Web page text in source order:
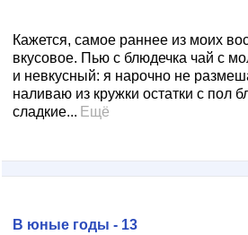
Кажется, самое раннее из моих
вкусовое. Пью с блюдечка чай с
и невкусный: я нарочно не
наливаю из кружки остатки с пол
сладкие... Ещё
В юные годы - 13